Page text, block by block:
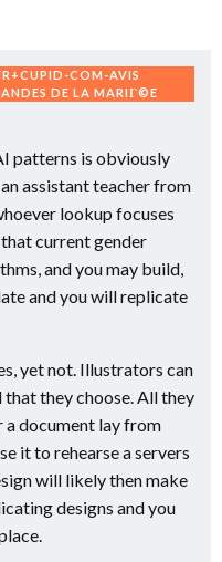
COM-AVIS
DE LA MARIГ©E
patterns is obviously
assistant teacher from
lookup focuses
that current gender
and you may build,
and you will replicate
yet not. Illustrators can
they choose. All they
a document lay from
it to rehearse a servers
will likely then make
designs and you